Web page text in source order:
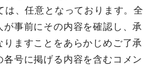
は、任意となっております。全
が事前にその内容を確認し、承
ますことをあらかじめご了承
号に掲げる内容を含むコメン